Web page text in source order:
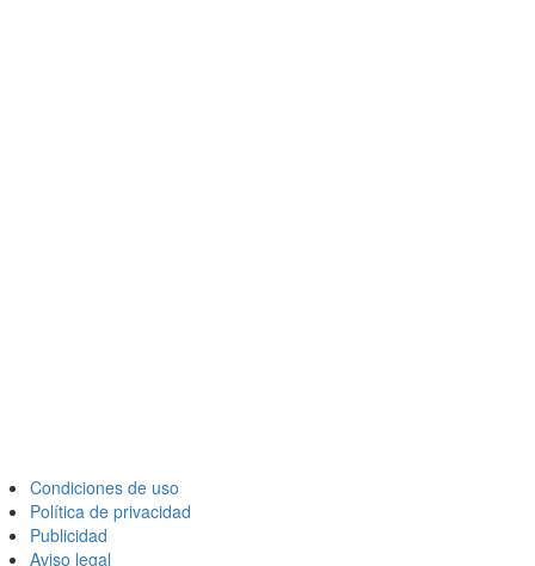
Condiciones de uso
Política de privacidad
Publicidad
Aviso legal